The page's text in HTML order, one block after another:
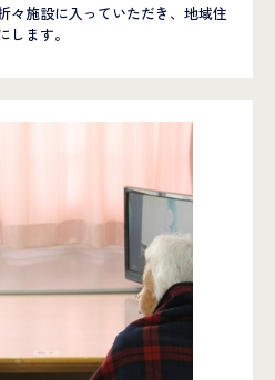
々施設に入っていただき、地域住
します。